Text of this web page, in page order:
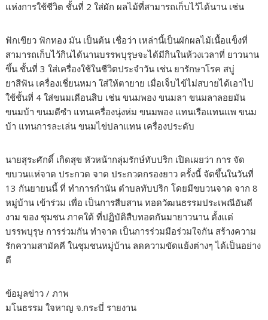
แห่งการใช้ชีวิต ชั้นที่ 2 ใส่ผัก ผลไม้ที่สามารถเก็บไว้ได้นาน เช่น
ฟักเขียว ฟักทอง มัน เป็นต้น เชื่อว่า เหล่านี้เป็นผักผลไม้เนื้อแข็งที่
สามารถเก็บไว้กินได้นานบรรพบุรุษจะได้มีกินในห้วงเวลาที่ ยาวนาน
ขึ้น ชั้นที่ 3 ใส่เครื่องใช้ในชีวิตประจำวัน เช่น ยารักษาโรค สบู่
ยาสีฟัน เครื่องเชี่ยนหมา ใส่ให้ตายาย เมื่อเจ็บไข้ไม่สบายได้เอาไป
ใช้ชั้นที่ 4 ใส่ขนมเดือนสิบ เช่น ขนมพอง ขนมลา ขนมลาลอยมัน
ขนมบ้า ขนมดีซำ แทนเครื่องนุ่งห่ม ขนมพอง แทนเรือแทนแพ ขนม
บ้า แทนการละเล่น ขนมไข่ปลาแทน เครื่องประดับ
นายสุระศักดิ์ เกิดสุข หัวหน้ากลุ่มรักษ์ทับปริก เปิดเผยว่า การ จัด
ขบวนแห่จาด ประกวด จาด ประกวดกรองยาว ครั้งนี้ จัดขึ้นในวันที่
13 กันยายนนี้ ที่ ทำการกำนัน ตำบลทับปริก โดยมีขบวนจาด จาก 8
หมู่บ้าน เข้าร่วม เพื่อ เป็นการสืบสาน ทอดวัฒนธรรมประเพณีอันดี
งาม ของ ชุมชน ภาคใต้ ที่ปฏิบัติสืบทอดกันมายาวนาน ตั้งแต่
บรรพบุรุษ การร่วมกัน ทำจาด เป็นการร่วมมือร่วมใจกัน สร้างความ
รักความสามัคคี ในชุมชนหมู่บ้าน ลดความขัดแย้งต่างๆ ได้เป็นอย่าง
ดี
ข้อมูลข่าว / ภาพ
มโนธรรม ใจหาญ จ.กระบี่ รายงาน